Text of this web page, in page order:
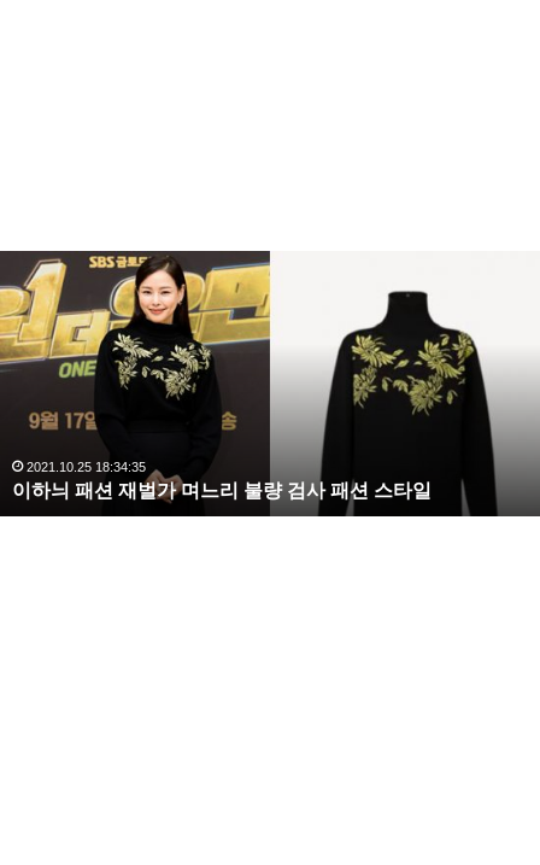
강민혁 강민혁 정혜성 열애설 정혜성
정혜성 강민혁 열애설
수
해
라
김
완
벽
한
2020.10.03 10:59:30
복수해라 김사랑, 완벽한 S라인 몸매 시선 압도